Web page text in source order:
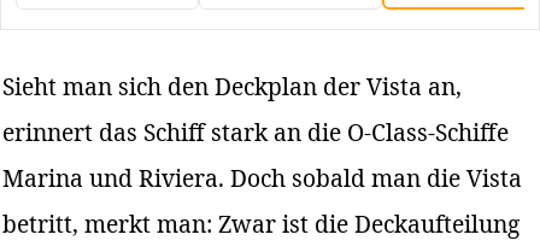
Sieht man sich den Deckplan der Vista an,
erinnert das Schiff stark an die O-Class-Schiffe
Marina und Riviera. Doch sobald man die Vista
betritt, merkt man: Zwar ist die Deckaufteilung